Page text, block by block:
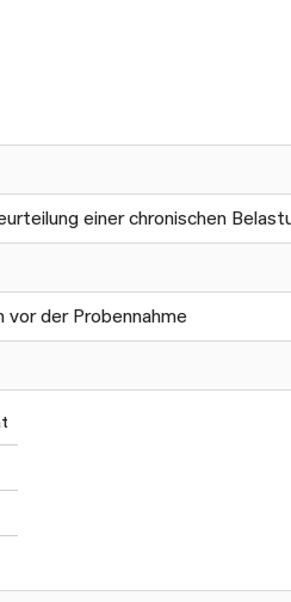
einer chronischen
vor der Probennahme